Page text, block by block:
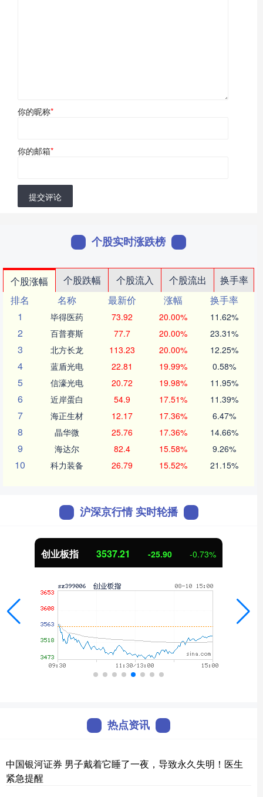
你的昵称*
你的邮箱*
提交评论
个股实时涨跌榜
个股涨幅 个股跌幅 个股流入 个股流出
换手率
排名
名称 最新价 涨幅
换手率
1
毕得医药 73.92 20.00% 11.62%
2 百普赛斯 77.7 20.00% 23.31%
3 北方长龙 113.23 20.00% 12.25%
4 蓝盾光电 22.81 19.99% 0.58%
5 信濠光电 20.72 19.98% 11.95%
6 近岸蛋白 54.9 17.51% 11.39%
7 海正生材 12.17 17.36% 6.47%
8 晶华微 25.76 17.36% 14.66%
9 海达尔 82.4 15.58% 9.26%
10 科力装备 26.79 15.52% 21.15%
沪深京行情 实时轮播
创业板指 3537.21 -25.90 -0.73%
热点资讯
中国银河证券 男子戴着它睡了一夜，导致永久失明！医生
紧急提醒